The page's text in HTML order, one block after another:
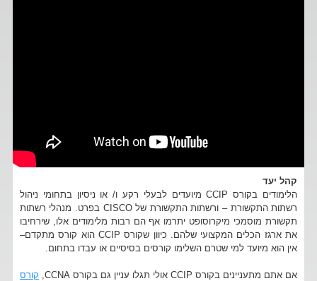
קהל יעד
הלימודים בקורס CCIP מיועדים לבעלי רקע ו/ או ניסיון בתחומי ניהול
רשתות התקשורת – ורשתות התקשורת של CISCO בפרט. מנהלי רשתות
תקשורת מוסמכי מיקרוסופט יתרמו אף הם רבות מלימודים אלו, שירחיבו
את ארגז הכלים המקצועי שלהם. כיוון שקורס CCIP הוא קורס מתקדם–
אין הוא מיועד למי שטרם השלימו קורסים בסיסיים או עבדו בתחום.
אם אתם מתעניינים בקורס CCIP אולי תגלו עניין גם בקורס CCNA,
קורס